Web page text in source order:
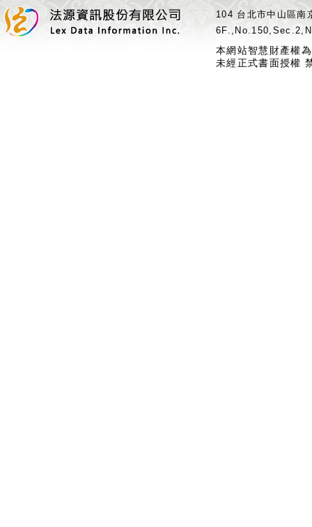
104 台北市中山區
本網站智慧財產權
未經正式書面授權